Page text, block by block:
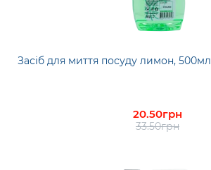
Засіб для миття посуду лимон, 500мл
20.50грн
33.50грн